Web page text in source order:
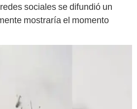
sociales se difundió un
mostraría el momento